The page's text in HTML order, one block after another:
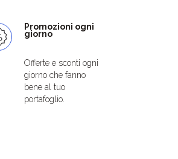
Promozioni ogni
giorno
Offerte e sconti ogni
giorno che fanno
bene al tuo
portafoglio.